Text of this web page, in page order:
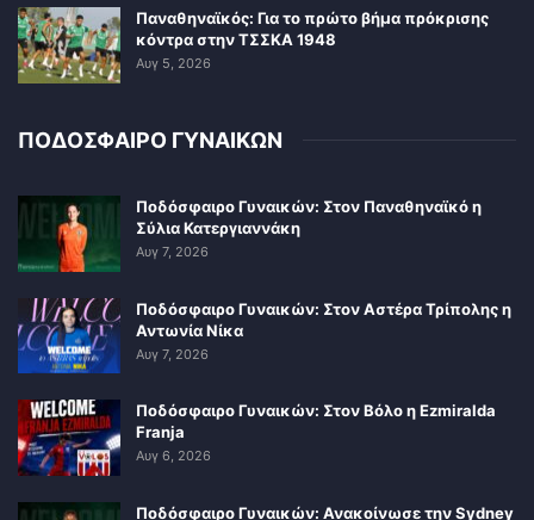
Παναθηναϊκός: Για το πρώτο βήμα πρόκρισης
κόντρα στην ΤΣΣΚΑ 1948
Αυγ 5, 2026
ΠΟΔΟΣΦΑΙΡΟ ΓΥΝΑΙΚΩΝ
Ποδόσφαιρο Γυναικών: Στον Παναθηναϊκό η
Σύλια Κατεργιαννάκη
Αυγ 7, 2026
Ποδόσφαιρο Γυναικών: Στον Αστέρα Τρίπολης η
Αντωνία Νίκα
Αυγ 7, 2026
Ποδόσφαιρο Γυναικών: Στον Βόλο η Ezmiralda
Franja
Αυγ 6, 2026
Ποδόσφαιρο Γυναικών: Ανακοίνωσε την Sydney